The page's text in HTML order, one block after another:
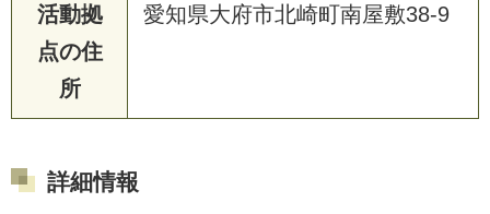
活動拠
点の住
所
愛知県大府市北崎町南屋敷38-9
詳細情報